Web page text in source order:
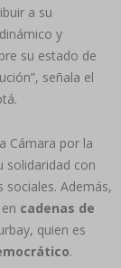
a su
y
su estado de
señala el
Cámara por la
solidaridad con
sociales. Además,
cadenas de
quien es
.